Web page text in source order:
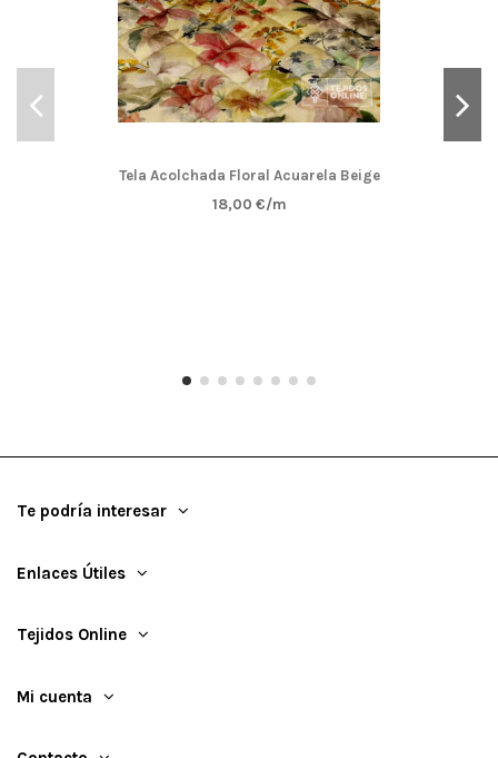
Tela Acolchada Floral Acuarela Beige
18,00 €/m
Te podría interesar
Enlaces Útiles
Tejidos Online
Mi cuenta